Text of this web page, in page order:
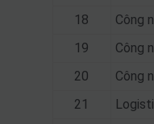
18
Công
19
Công
20
Công
21